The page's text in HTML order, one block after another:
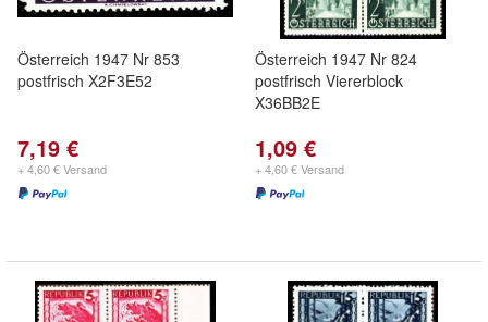
Österreich 1947 Nr 853
postfrisch X2F3E52
7,19 €
+ 4,60 € Versand
Österreich 1947 Nr 824
postfrisch Viererblock
X36BB2E
1,09 €
+ 4,60 € Versand